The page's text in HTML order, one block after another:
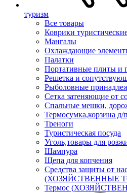
туризм
Все товары
Коврики
Мангалы
Охлаждающие
Палатки
Портативные плиты и
Решетка и
Рыболовные
Сетка затеняющие от
Спальные мешки,
Термосумка,корзина д/
Треноги
Туристическая посуда
Уголь,товары для
Шампура
Щепа для копчения
Средства защиты от
(ХОЗЯЙСТВЕННЫЕ
Термос